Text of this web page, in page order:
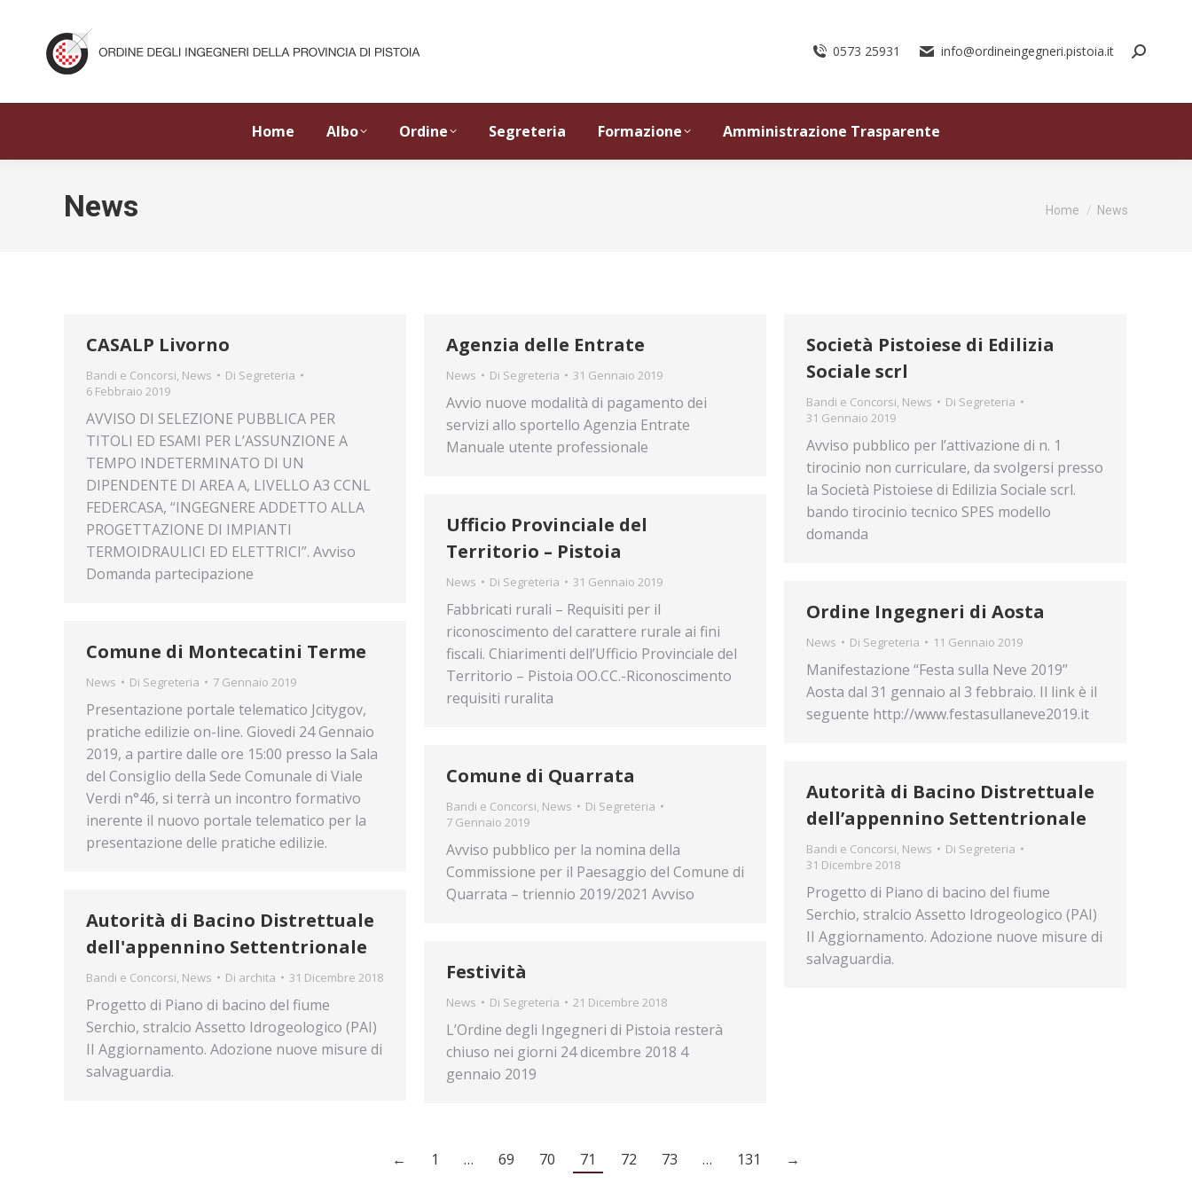
0573 25931 info@ordineingegneri.pistoia.it
Home Albo Ordine Segreteria Formazione Amministrazione Trasparente
News Tu sei qui:
Home News
CASALP Livorno
Bandi e Concorsi, News Di Segreteria
6 Febbraio 2019
AVVISO DI SELEZIONE PUBBLICA PER
TITOLI ED ESAMI PER L’ASSUNZIONE A
TEMPO INDETERMINATO DI UN
DIPENDENTE DI AREA A, LIVELLO A3 CCNL
FEDERCASA, “INGEGNERE ADDETTO ALLA
PROGETTAZIONE DI IMPIANTI
TERMOIDRAULICI ED ELETTRICI”. Avviso
Domanda partecipazione
Agenzia delle Entrate
News Di Segreteria 31 Gennaio 2019
Avvio nuove modalità di pagamento dei
servizi allo sportello Agenzia Entrate
Manuale utente professionale
Società Pistoiese di Edilizia
Sociale scrl
Bandi e Concorsi, News Di Segreteria
31 Gennaio 2019
Avviso pubblico per l’attivazione di n. 1
tirocinio non curriculare, da svolgersi presso
la Società Pistoiese di Edilizia Sociale scrl.
bando tirocinio tecnico SPES modello
domanda
Ufficio Provinciale del
Territorio – Pistoia
News Di Segreteria 31 Gennaio 2019
Fabbricati rurali – Requisiti per il
riconoscimento del carattere rurale ai fini
fiscali. Chiarimenti dell’Ufficio Provinciale del
Territorio – Pistoia OO.CC.-Riconoscimento
requisiti ruralita
Ordine Ingegneri di Aosta
News Di Segreteria 11 Gennaio 2019
Manifestazione “Festa sulla Neve 2019”
Aosta dal 31 gennaio al 3 febbraio. Il link è il
seguente http://www.festasullaneve2019.it
Comune di Montecatini Terme
News Di Segreteria 7 Gennaio 2019
Presentazione portale telematico Jcitygov,
pratiche edilizie on-line. Giovedi 24 Gennaio
2019, a partire dalle ore 15:00 presso la Sala
del Consiglio della Sede Comunale di Viale
Verdi n°46, si terrà un incontro formativo
inerente il nuovo portale telematico per la
presentazione delle pratiche edilizie.
Comune di Quarrata
Bandi e Concorsi, News Di Segreteria
7 Gennaio 2019
Avviso pubblico per la nomina della
Commissione per il Paesaggio del Comune di
Quarrata – triennio 2019/2021 Avviso
Autorità di Bacino Distrettuale
dell’appennino Settentrionale
Bandi e Concorsi, News Di Segreteria
31 Dicembre 2018
Progetto di Piano di bacino del fiume
Serchio, stralcio Assetto Idrogeologico (PAI)
II Aggiornamento. Adozione nuove misure di
salvaguardia.
Autorità di Bacino Distrettuale
dell'appennino Settentrionale
Bandi e Concorsi, News Di archita 31 Dicembre 2018
Progetto di Piano di bacino del fiume
Serchio, stralcio Assetto Idrogeologico (PAI)
II Aggiornamento. Adozione nuove misure di
salvaguardia.
Festività
News Di Segreteria 21 Dicembre 2018
L’Ordine degli Ingegneri di Pistoia resterà
chiuso nei giorni 24 dicembre 2018 4
gennaio 2019
← 1 … 69 70 71 72 73 … 131 →